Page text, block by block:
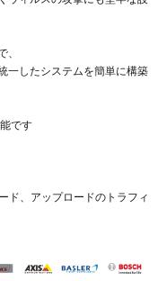
、
一したシステムを簡単に構築
です
ド、アップロードのトラフィ